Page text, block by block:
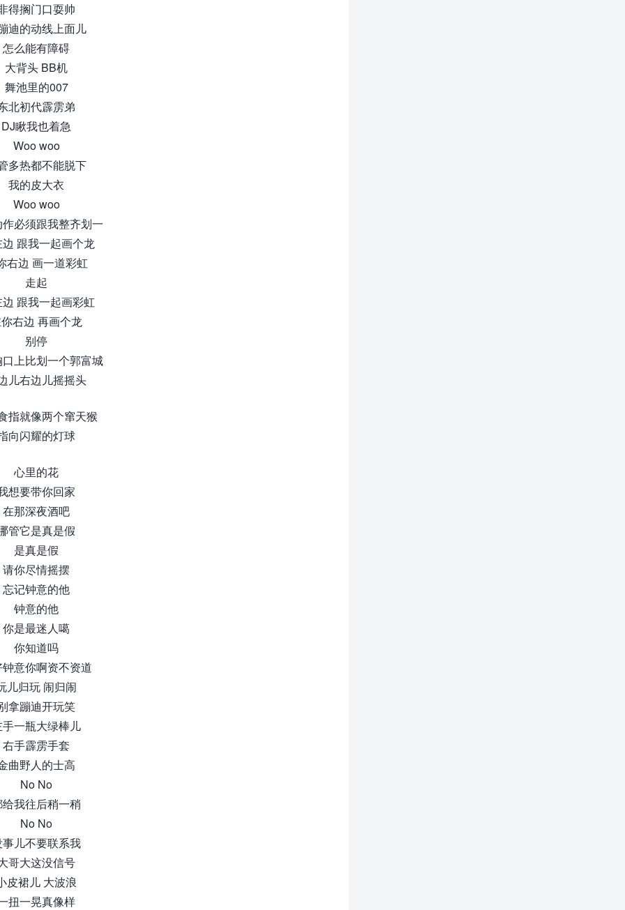
得搁门口耍帅
迪的动线上面儿
怎么能有障碍
大背头 BB机
舞池里的007
北初代霹雳弟
DJ瞅我也着急
Woo woo
多热都不能脱下
我的皮大衣
Woo woo
必须跟我整齐划一
跟我一起画个龙
右边 画一道彩虹
走起
跟我一起画彩虹
右边 再画个龙
别停
上比划一个郭富城
儿右边儿摇摇头
指就像两个窜天猴
向闪耀的灯球
心里的花
想要带你回家
在那深夜酒吧
管它是真是假
是真是假
请你尽情摇摆
忘记钟意的他
钟意的他
你是最迷人噶
你知道吗
意你啊资不资道
儿归玩 闹归闹
拿蹦迪开玩笑
一瓶大绿棒儿
右手霹雳手套
曲野人的士高
No No
我往后稍一稍
No No
儿不要联系我
哥大这没信号
皮裙儿 大波浪
扭一晃真像样